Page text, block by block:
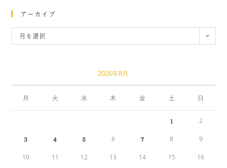
アーカイブ
月を選択
2026年8月
月 火 水 木 金 土 日
1 2
3 4 5 6 7 8 9
10 11 12 13 14 15 16